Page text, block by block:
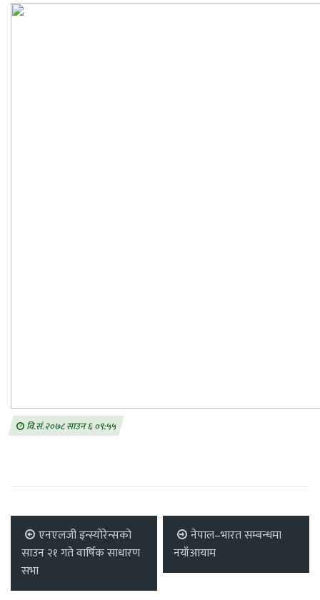
वि.सं.२०७८ साउन ६ ०९:५५
एनएलजी इन्स्योरेन्सको
साउन २१ गते वार्षिक साधारण
सभा
नेपाल–भारत सम्बन्धमा
नयाँआयाम